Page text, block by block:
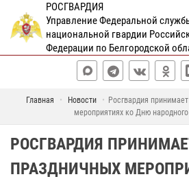
РОСГВАРДИЯ
Управление Федеральной
национальной гвардии
Федерации по Белгородской
Главная Новости
Росгвардия
мероприятиях ко Дню
РОСГВАРДИЯ
ПРАЗДНИЧНЫХ